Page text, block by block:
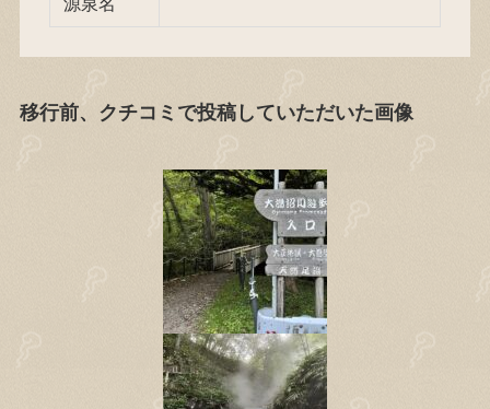
移行前、クチコミで投稿していただいた画像